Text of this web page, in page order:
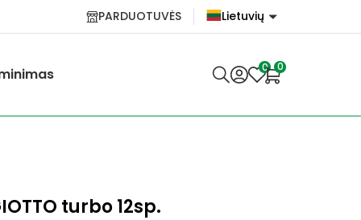
PARDUOTUVĖS
Lietuvių
Lietuvių
0 0
turbo 12sp.